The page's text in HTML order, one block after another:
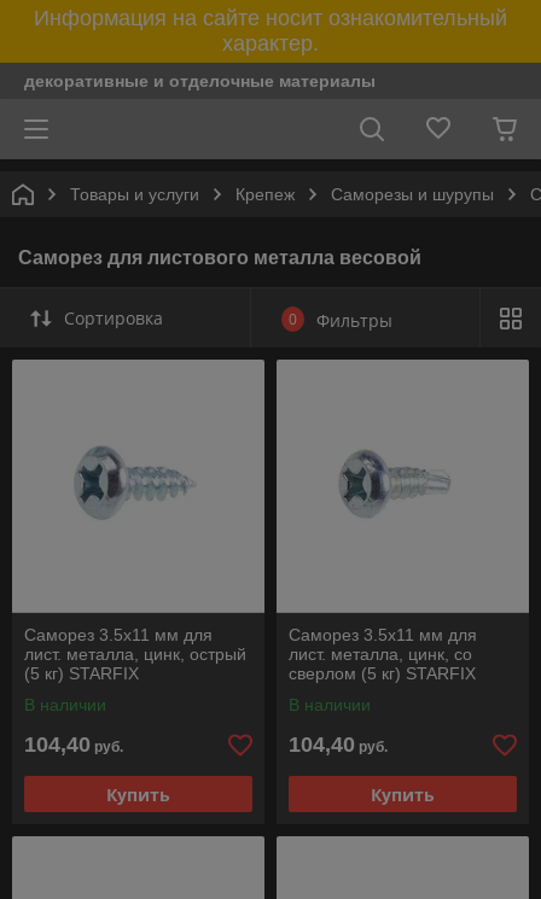
Информация на сайте носит ознакомительный
характер.
декоративные и отделочные материалы
Товары и услуги Крепеж Саморезы и шурупы
Саморез для листового металла весовой
Сортировка 0 Фильтры
Саморез 3.5х11 мм для
лист. металла, цинк, острый
(5 кг) STARFIX
В наличии
104,40 руб.
Купить
Саморез 3.5х11 мм для
лист. металла, цинк, со
сверлом (5 кг) STARFIX
В наличии
104,40 руб.
Купить